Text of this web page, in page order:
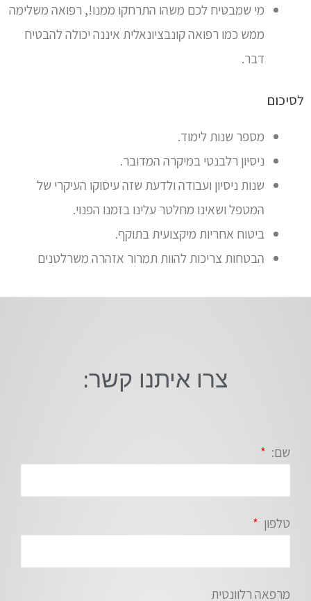
מי שמבטיח לכם משהו התרחקו ממנו!, רפואה משלימה
ממש כמו רפואה קונבציונאלית איננה יכולה להבטיח
דבר.
לסיכום
מספר שנות לימוד.
ניסיון רלבנטי במיקרה המדובר.
שנות ניסיון ועבודה ולדעת שזה עיסוקו העיקרי של
המטפל ושאינו מחלטר עלינו בזמנו הפנוי.
ביטוח אחריות מיקצועית בתוקף.
הבטחות צריכות להוות תמרור אזהרה משרלטנים
צרו איתנו קשר:
שם:
טלפון
מרפאה רלוונטית